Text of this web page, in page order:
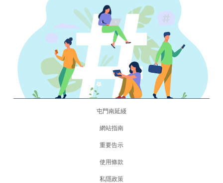
屯門南延綫
網站指南
重要告示
使用條款
私隱政策